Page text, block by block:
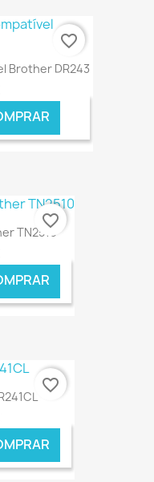
€ ONLINE
Brother DR243
€ ONLINE
favorite_border
TN2510
€ ONLINE
favorite_border
favorite_border